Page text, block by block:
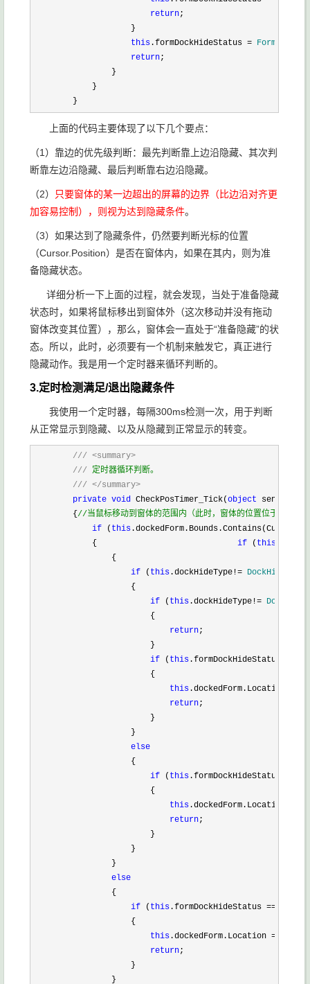
return;
                    }
this .formDockHideStatus =
return;
                }
            }
        }
上面的代码主要体现了以下几个要点：
（1）靠边的优先级判断：最先判断靠上边沿隐藏、其次判
断靠左边沿隐藏、最后判断靠右边沿隐藏。
（2）
只要窗体的某一边超出的屏幕的边界（比边沿对齐更
加容易控制），则视为达到隐藏条件。
（3）如果达到了隐藏条件，仍然要判断光标的位置
（Cursor.Position）是否在窗体内，如果在其内，则为准
备隐藏状态。
详细分析一下上面的过程，就会发现，当处于准备隐藏
状态时，如果将鼠标移出到窗体外（这次移动并没有拖动
窗体改变其位置），那么，窗体会一直处于“准备隐藏”的状
态。所以，此时，必须要有一个机制来触发它，真正进行
隐藏动作。我是用一个定时器来循环判断的。
3.定时检测满足/退出隐藏条件
我使用一个定时器，每隔300ms检测一次，用于判断
从正常显示到隐藏、以及从隐藏到正常显示的转变。
        ///
<summary>
/// 定时器循环判断。
/// </summary>
private void CheckPosTimer_Tick(object sender,
        {
//当鼠标移动到窗体的范围内（此时，窗体的位置位于屏幕之
if ( this
            {
if ( this
                {
if ( this .dockHideType!= DockHideType
                    {
if ( this .dockHideType!=
                        {
return;
                        }
if ( this .formDockHideStatus ==
                        {
this .dockedForm.Location =
return;
                        }
                    }
else
                    {
if ( this .formDockHideStatus ==
                        {
this .dockedForm.Location =
return;
                        }
                    }
                }
else
                {
if ( this .formDockHideStatus ==
                    {
this .dockedForm.Location =
return;
                    }
                }